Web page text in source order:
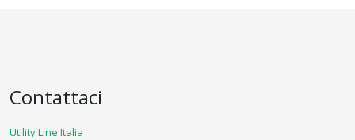
Contattaci
Utility Line Italia